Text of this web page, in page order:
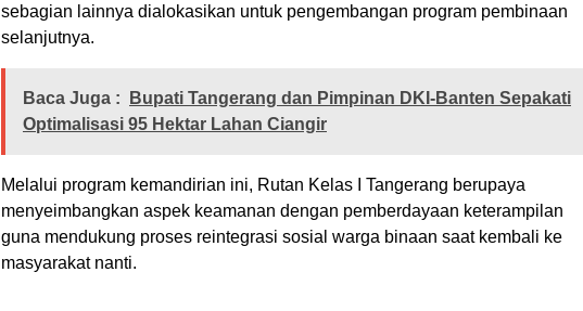
sebagian lainnya dialokasikan untuk pengembangan program pembinaan
selanjutnya.
Baca Juga :
Bupati Tangerang dan Pimpinan DKI-Banten Sepakati
Optimalisasi 95 Hektar Lahan Ciangir
​Melalui program kemandirian ini, Rutan Kelas I Tangerang berupaya
menyeimbangkan aspek keamanan dengan pemberdayaan keterampilan
guna mendukung proses reintegrasi sosial warga binaan saat kembali ke
masyarakat nanti.